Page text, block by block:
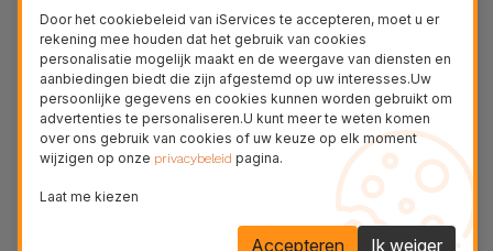
15, 14, 13, 12 onder meer en het nieuwste model
van de Apple, deiPhone 16eniPhone 17.
Drie-laagse bescherming met de
siliconen kappen
Onze iPhone siliconen hoesjes hebben een
robuuste, kwalitatieve constructie met een
Door het cookiebeleid van iServices te accepteren, moet u er
rekening mee houden dat het gebruik van cookies
personalisatie mogelijk maakt en de weergave van diensten en
aanbiedingen biedt die zijn afgestemd op uw interesses.Uw
persoonlijke gegevens en cookies kunnen worden gebruikt om
advertenties te personaliseren.U kunt meer te weten komen
over ons gebruik van cookies of uw keuze op elk moment
wijzigen op onze privacybeleid pagina.
Laat me kiezen
Ik weiger
Accepteren